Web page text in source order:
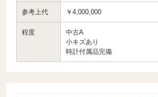
参考上代 ￥4,000,000
程度
中古A
小キズあり
時計付属品完備